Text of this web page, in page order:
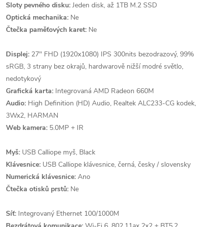
Sloty pevného disku: Jeden disk, až 1TB M.2 SSD
Optická mechanika: Ne
Čtečka paměťových karet: Ne
Displej: 27" FHD (1920x1080) IPS 300nits bezodrazový, 99%
sRGB, 3 strany bez okrajů, hardwarově nižší modré světlo,
nedotykový
Grafická karta: Integrovaná AMD Radeon 660M
Audio: High Definition (HD) Audio, Realtek ALC233-CG kodek,
3Wx2, HARMAN
Web kamera: 5.0MP + IR
Myš: USB Calliope myš, Black
Klávesnice: USB Calliope klávesnice, černá, česky / slovensky
Numerická klávesnice: Ano
Čtečka otisků prstů: Ne
Síť: Integrovaný Ethernet 100/1000M